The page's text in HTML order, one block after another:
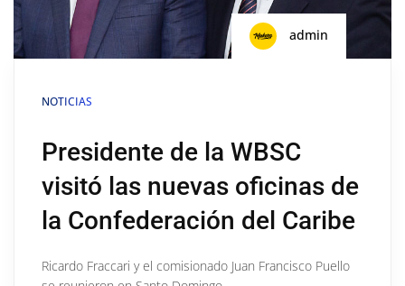
admin
NOTICIAS
Presidente de la WBSC
visitó las nuevas oficinas de
la Confederación del Caribe
Ricardo Fraccari y el comisionado Juan Francisco Puello